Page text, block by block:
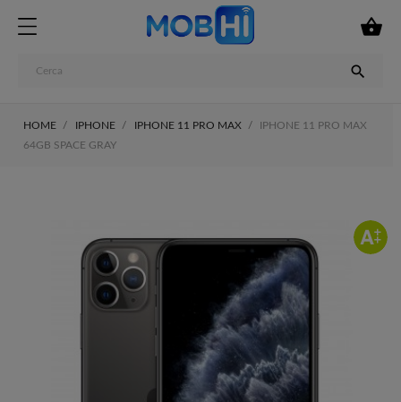


HOME IPHONE IPHONE 11 PRO MAX
IPHONE 11 PRO MAX
64GB SPACE GRAY